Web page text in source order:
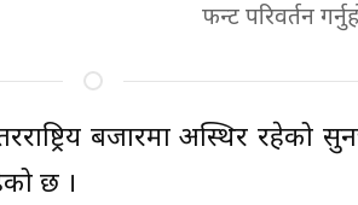
फन्ट परिवर्तन
बजारमा अस्थिर रहेको
छ ।